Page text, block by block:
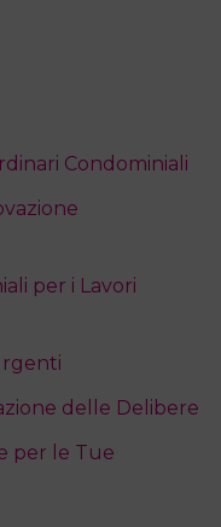
Condominiali
per i Lavori
delle Delibere
per le Tue